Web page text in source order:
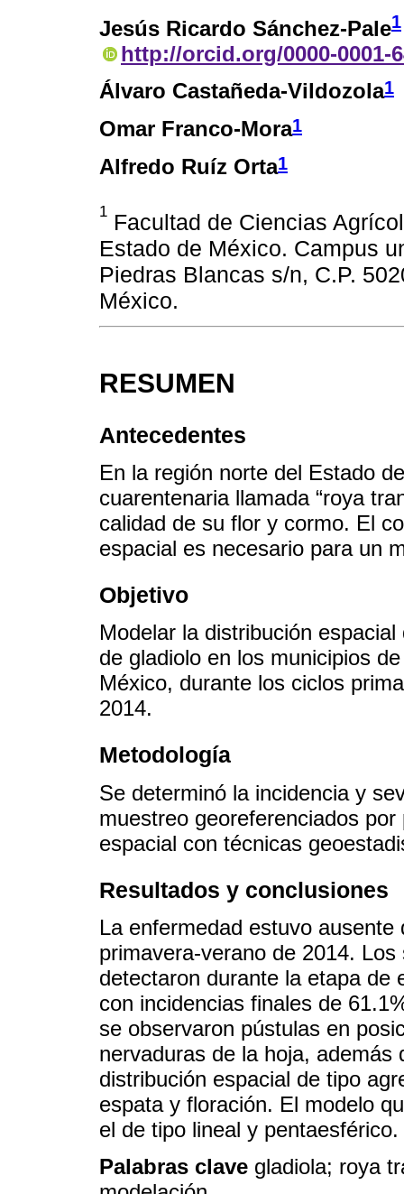
Jesús Ricardo Sánchez-Pale1
http://orcid.org/0000-0001-
Álvaro Castañeda-Vildozola1
Omar Franco-Mora1
Alfredo Ruíz Orta1
1 Facultad de Ciencias
Estado de México. Campus
Piedras Blancas s/n, C.P.
México.
RESUMEN
Antecedentes
En la región norte del Estado
cuarentenaria llamada “roya
calidad de su flor y cormo. El
espacial es necesario para un
Objetivo
Modelar la distribución
de gladiolo en los municipios
México, durante los ciclos
2014.
Metodología
Se determinó la incidencia y
muestreo georeferenciados
espacial con técnicas
Resultados y conclusiones
La enfermedad estuvo
primavera-verano de 2014.
detectaron durante la etapa de
con incidencias finales de
se observaron pústulas en
nervaduras de la hoja,
distribución espacial de tipo
espata y floración. El modelo
el de tipo lineal y pentaesférico.
Palabras clave gladiola; roya